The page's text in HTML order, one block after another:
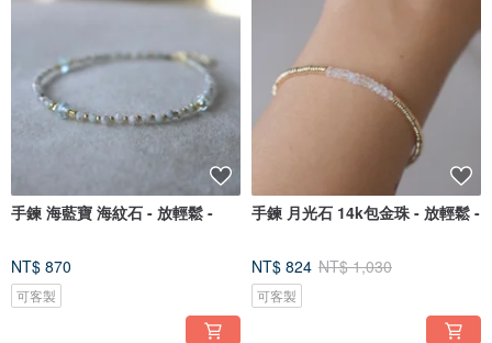
手鍊 海藍寶 海紋石 - 放輕鬆 -
NT$ 870
可客製
手鍊 月光石 14k包金珠 - 放輕鬆 -
NT$ 824 NT$ 1,030
可客製